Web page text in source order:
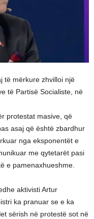
të mërkure zhvilloi një
të Partisë Socialiste, në
protestat masive, që
asaj që është zbardhur
nga eksponentët e
me qytetarët pasi
e pamenaxhueshme.
aktivisti Artur
ka pranuar se e ka
sërish në protestë sot në